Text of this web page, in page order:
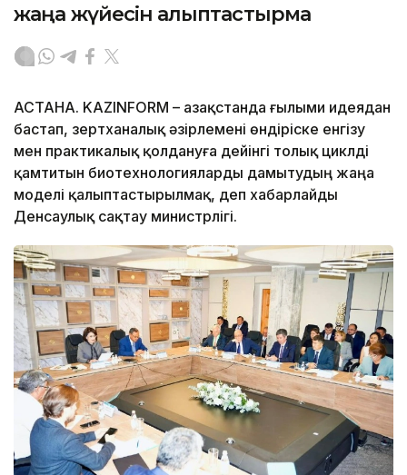
жаңа жүйесін қалыптастырмақ
АСТАНА. KAZINFORM – Қазақстанда ғылыми идеядан
бастап, зертханалық әзірлемені өндіріске енгізу
мен практикалық қолдануға дейінгі толық циклді
қамтитын биотехнологияларды дамытудың жаңа
моделі қалыптастырылмақ, деп хабарлайды
Денсаулық сақтау министрлігі.